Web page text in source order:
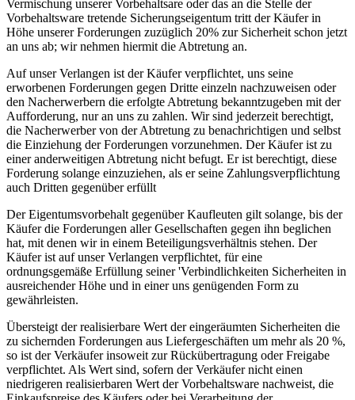
Vermischung unserer Vorbehaltsare oder das an die Stelle der
Vorbehaltsware tretende Sicherungseigentum tritt der Käufer in
Höhe unserer Forderungen zuzüglich 20% zur Sicherheit schon jetzt
an uns ab; wir nehmen hiermit die Abtretung an.
Auf unser Verlangen ist der Käufer verpflichtet, uns seine
erworbenen Forderungen gegen Dritte einzeln nachzuweisen oder
den Nacherwerbern die erfolgte Abtretung bekanntzugeben mit der
Aufforderung, nur an uns zu zahlen. Wir sind jederzeit berechtigt,
die Nacherwerber von der Abtretung zu benachrichtigen und selbst
die Einziehung der Forderungen vorzunehmen. Der Käufer ist zu
einer anderweitigen Abtretung nicht befugt. Er ist berechtigt, diese
Forderung solange einzuziehen, als er seine Zahlungsverpflichtung
auch Dritten gegenüber erfüllt
Der Eigentumsvorbehalt gegenüber Kaufleuten gilt solange, bis der
Käufer die Forderungen aller Gesellschaften gegen ihn beglichen
hat, mit denen wir in einem Beteiligungsverhältnis stehen. Der
Käufer ist auf unser Verlangen verpflichtet, für eine
ordnungsgemäße Erfüllung seiner 'Verbindlichkeiten Sicherheiten in
ausreichender Höhe und in einer uns genügenden Form zu
gewährleisten.
Übersteigt der realisierbare Wert der eingeräumten Sicherheiten die
zu sichernden Forderungen aus Liefergeschäften um mehr als 20 %,
so ist der Verkäufer insoweit zur Rückübertragung oder Freigabe
verpflichtet. Als Wert sind, sofern der Verkäufer nicht einen
niedrigeren realisierbaren Wert der Vorbehaltsware nachweist, die